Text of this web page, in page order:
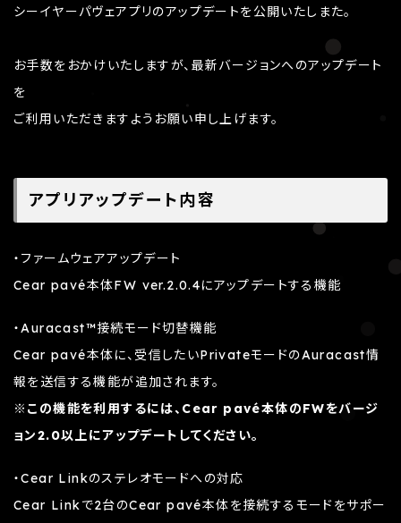
シーイヤーパヴェアプリのアップデートを公開いたしまた。
お手数をおかけいたしますが、最新バージョンへのアップデート
を
ご利用いただきますようお願い申し上げます。
アプリアップデート内容
・ファームウェアアップデート
Cear pavé本体FW ver.2.0.4にアップデートする機能
・Auracast™接続モード切替機能
Cear pavé本体に、受信したいPrivateモードのAuracast情
報を送信する機能が追加されます。
※この機能を利用するには、Cear pavé本体のFWをバージ
ョン2.0以上にアップデートしてください。
・Cear Linkのステレオモードへの対応
Cear Linkで2台のCear pavé本体を接続するモードをサポー